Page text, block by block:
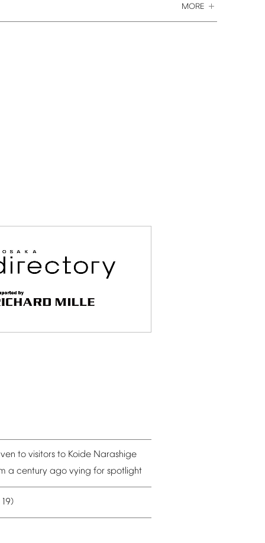
MORE
to visitors to Koide Narashige
a century ago vying for spotlight
19)